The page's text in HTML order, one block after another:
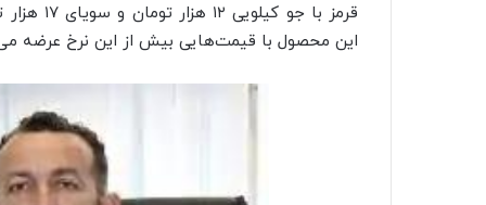
این محصول با قیمت‌هایی بیش از این نرخ عرضه